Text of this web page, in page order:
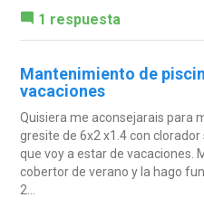
1 respuesta
Mantenimiento de
vacaciones
Quisiera me aconsejarais para
gresite de 6x2 x1.4 con
que voy a estar de vacaciones.
cobertor de verano y la hago
2...